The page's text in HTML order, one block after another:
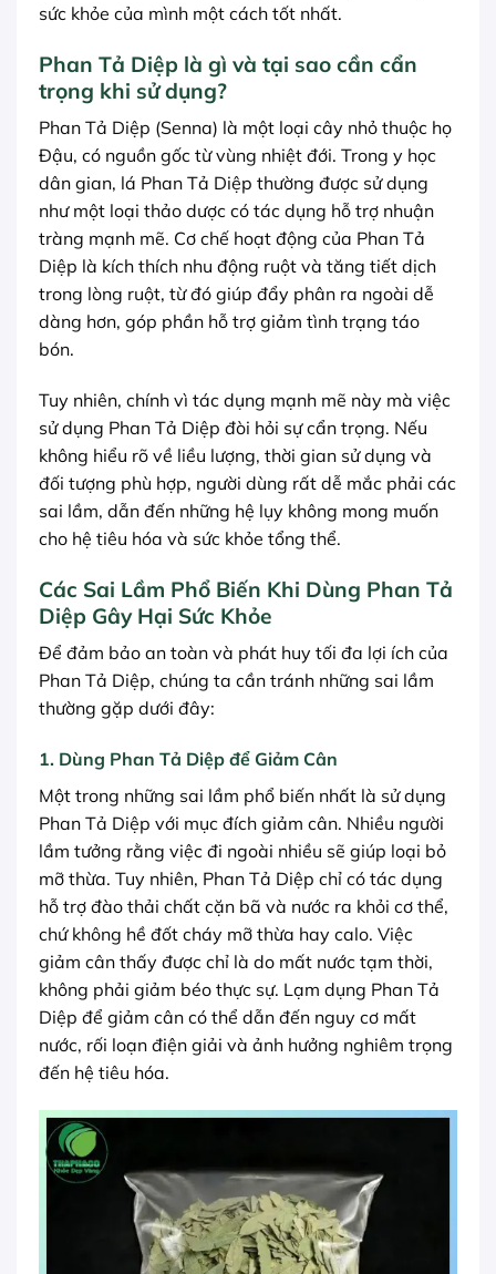
sức khỏe của mình một cách tốt nhất.
Phan Tả Diệp là gì và tại sao cần cẩn
trọng khi sử dụng?
Phan Tả Diệp (Senna) là một loại cây nhỏ thuộc họ
Đậu, có nguồn gốc từ vùng nhiệt đới. Trong y học
dân gian, lá Phan Tả Diệp thường được sử dụng
như một loại thảo dược có tác dụng hỗ trợ nhuận
tràng mạnh mẽ. Cơ chế hoạt động của Phan Tả
Diệp là kích thích nhu động ruột và tăng tiết dịch
trong lòng ruột, từ đó giúp đẩy phân ra ngoài dễ
dàng hơn, góp phần hỗ trợ giảm tình trạng táo
bón.
Tuy nhiên, chính vì tác dụng mạnh mẽ này mà việc
sử dụng Phan Tả Diệp đòi hỏi sự cẩn trọng. Nếu
không hiểu rõ về liều lượng, thời gian sử dụng và
đối tượng phù hợp, người dùng rất dễ mắc phải các
sai lầm, dẫn đến những hệ lụy không mong muốn
cho hệ tiêu hóa và sức khỏe tổng thể.
Các Sai Lầm Phổ Biến Khi Dùng Phan Tả
Diệp Gây Hại Sức Khỏe
Để đảm bảo an toàn và phát huy tối đa lợi ích của
Phan Tả Diệp, chúng ta cần tránh những sai lầm
thường gặp dưới đây:
1. Dùng Phan Tả Diệp để Giảm Cân
Một trong những sai lầm phổ biến nhất là sử dụng
Phan Tả Diệp với mục đích giảm cân. Nhiều người
lầm tưởng rằng việc đi ngoài nhiều sẽ giúp loại bỏ
mỡ thừa. Tuy nhiên, Phan Tả Diệp chỉ có tác dụng
hỗ trợ đào thải chất cặn bã và nước ra khỏi cơ thể,
chứ không hề đốt cháy mỡ thừa hay calo. Việc
giảm cân thấy được chỉ là do mất nước tạm thời,
không phải giảm béo thực sự. Lạm dụng Phan Tả
Diệp để giảm cân có thể dẫn đến nguy cơ mất
nước, rối loạn điện giải và ảnh hưởng nghiêm trọng
đến hệ tiêu hóa.